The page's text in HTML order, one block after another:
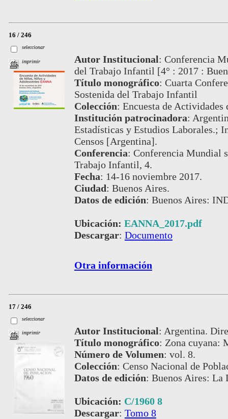
16 / 246
seleccionar
imprimir Autor Institucional: Conferencia
del Trabajo Infantil [4° : 2017 :
Título monográfico: Cuarta
Sostenida del Trabajo Infantil
Colección: Encuesta de Actividades
Institución patrocinadora:
Estadísticas y Estudios Laborales.;
Censos [Argentina].
Conferencia: Conferencia Mundial
Trabajo Infantil, 4.
Fecha: 14-16 noviembre 2017.
Ciudad: Buenos Aires.
Datos de edición: Buenos Aires:
Ubicación: EANNA_2017.pdf
Descargar: Documento
Otra información
17 / 246
seleccionar
imprimir Autor Institucional: Argentina.
Título monográfico: Zona cuyana:
Número de Volumen: vol. 8.
Colección: Censo Nacional de
Datos de edición: Buenos Aires: La
Ubicación: C/1960 8
Descargar: Tomo 8